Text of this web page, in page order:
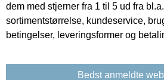
dem med stjerner fra 1 til 5 ud fra
sortimentstørrelse, kundeservice,
betingelser, leveringsformer og
Bedst anmeldte